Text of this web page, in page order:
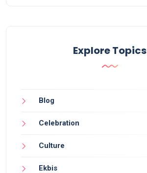
Explore Topics
Blog
Celebration
Culture
Ekbis